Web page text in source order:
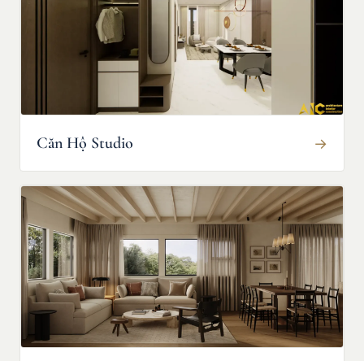
Căn Hộ Studio →